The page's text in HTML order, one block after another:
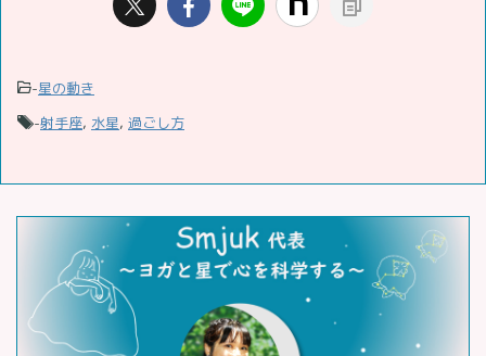
-星の動き
-射手座, 水星, 過ごし方